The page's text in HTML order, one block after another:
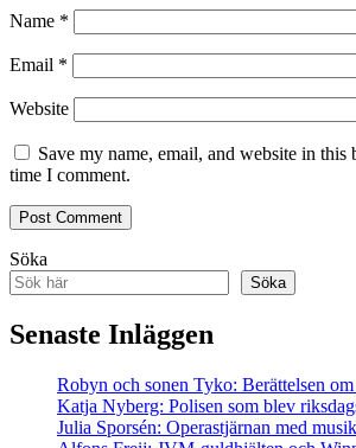
Name *
Email *
Website
Save my name, email, and website in this
time I comment.
Söka
Söka
Senaste Inläggen
Robyn och sonen Tyko: Berättelsen
Katja Nyberg: Polisen som blev
Julia Sporsén: Operastjärnan med